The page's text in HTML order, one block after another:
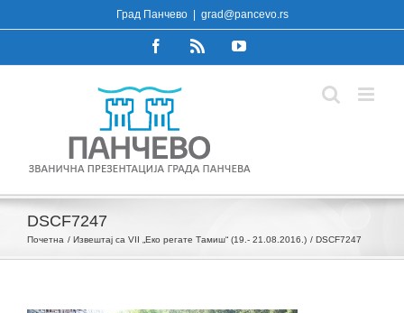
to
Град Панчево grad@pancevo.rs
FacebookRss YouTube
DSCF7247
Почетна Извештај са VII „Еко регате Тамиш“ (19.- 21.08.2016.) DSCF7247